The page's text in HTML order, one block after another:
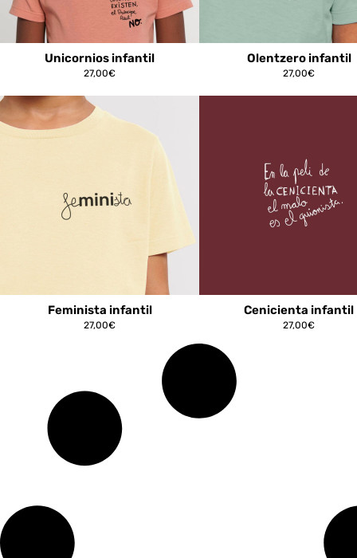
Unicornios infantil
27,00€
Olentzero infantil
27,00€
Feminista infantil
27,00€
Cenicienta infantil
27,00€